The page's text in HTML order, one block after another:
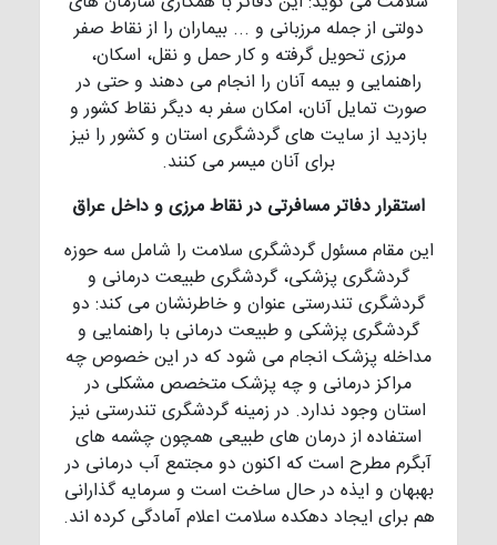
دولتی از جمله مرزبانی و ... بیماران را از نقاط صفر
مرزی تحویل گرفته و کار حمل و نقل، اسکان،
راهنمایی و بیمه آنان را انجام می دهند و حتی در
صورت تمایل آنان، امکان سفر به دیگر نقاط کشور و
بازدید از سایت های گردشگری استان و کشور را نیز
برای آنان میسر می کنند.
استقرار دفاتر مسافرتی در نقاط مرزی و داخل عراق
این مقام مسئول گردشگری سلامت را شامل سه حوزه
گردشگری پزشکی، گردشگری طبیعت درمانی و
گردشگری تندرستی عنوان و خاطرنشان می کند: دو
گردشگری پزشکی و طبیعت درمانی با راهنمایی و
مداخله پزشک انجام می شود که در این خصوص چه
مراکز درمانی و چه پزشک متخصص مشکلی در
استان وجود ندارد. در زمینه گردشگری تندرستی نیز
استفاده از درمان های طبیعی همچون چشمه های
آبگرم مطرح است که اکنون دو مجتمع آب درمانی در
بهبهان و ایذه در حال ساخت است و سرمایه گذارانی
هم برای ایجاد دهکده سلامت اعلام آمادگی کرده اند.